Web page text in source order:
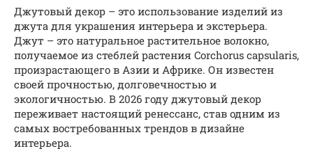
Джутовый декор – это использование изделий из
джута для украшения интерьера и экстерьера.
Джут – это натуральное растительное волокно,
получаемое из стеблей растения Corchorus capsularis,
произрастающего в Азии и Африке. Он известен
своей прочностью, долговечностью и
экологичностью. В 2026 году джутовый декор
переживает настоящий ренессанс, став одним из
самых востребованных трендов в дизайне
интерьера.